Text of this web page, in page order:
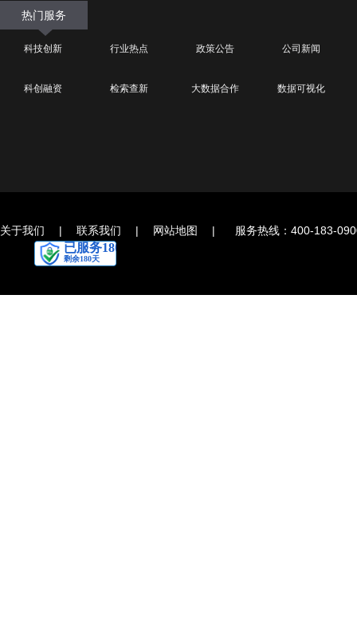
热门服务
科技创新 行业热点 政策公告 公司新闻
科创融资 检索查新 大数据合作 数据可视化
关于我们 | 联系我们 | 网站地图 | 服务热线：400-183-